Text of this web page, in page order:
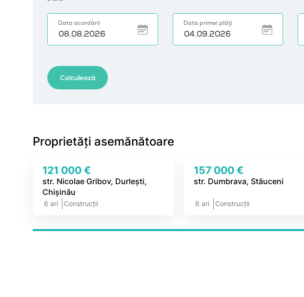
Proprietăți asemănătoare
121 000 €
str. Nicolae Gribov, Durlești,
Chișinău
6 ari Construcții
157 000 €
str. Dumbrava, Stăuceni
6 ari Construcții